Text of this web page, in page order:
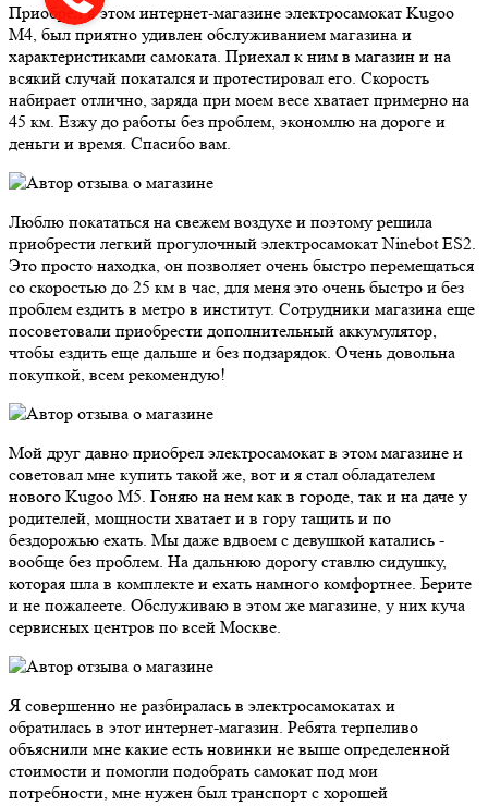
Приобрел в этом интернет-магазине электросамокат Kugoo
M4, был приятно удивлен обслуживанием магазина и
характеристиками самоката. Приехал к ним в магазин и на
всякий случай покатался и протестировал его. Скорость
набирает отлично, заряда при моем весе хватает примерно на
45 км. Езжу до работы без проблем, экономлю на дороге и
деньги и время. Спасибо вам.
Люблю покататься на свежем воздухе и поэтому решила
приобрести легкий прогулочный электросамокат Ninebot ES2.
Это просто находка, он позволяет очень быстро перемещаться
со скоростью до 25 км в час, для меня это очень быстро и без
проблем ездить в метро в институт. Сотрудники магазина еще
посоветовали приобрести дополнительный аккумулятор,
чтобы ездить еще дальше и без подзарядок. Очень довольна
покупкой, всем рекомендую!
Мой друг давно приобрел электросамокат в этом магазине и
советовал мне купить такой же, вот и я стал обладателем
нового Kugoo M5. Гоняю на нем как в городе, так и на даче у
родителей, мощности хватает и в гору тащить и по
бездорожью ехать. Мы даже вдвоем с девушкой катались -
вообще без проблем. На дальнюю дорогу ставлю сидушку,
которая шла в комплекте и ехать намного комфортнее. Берите
и не пожалеете. Обслуживаю в этом же магазине, у них куча
сервисных центров по всей Москве.
Я совершенно не разбиралась в электросамокатах и
обратилась в этот интернет-магазин. Ребята терпеливо
объяснили мне какие есть новинки не выше определенной
стоимости и помогли подобрать самокат под мои
потребности, мне нужен был транспорт с хорошей